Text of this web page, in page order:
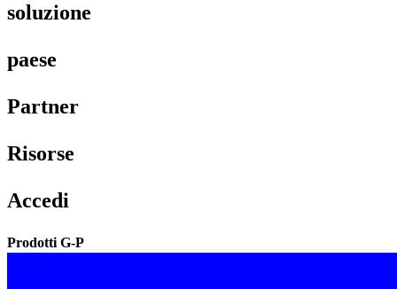
soluzione​​
paese​​
Partner​​
Risorse​​
Accedi​​
Prodotti G-P​​